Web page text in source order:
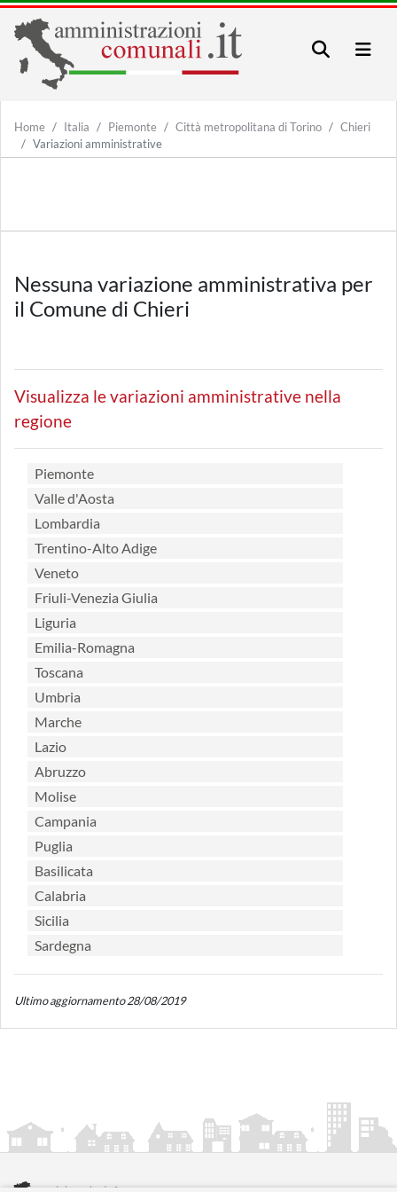
Home Italia Piemonte Città metropolitana di Torino
Chieri
Variazioni amministrative
Nessuna variazione amministrativa per
il Comune di Chieri
Visualizza le variazioni amministrative nella
regione
Piemonte
Valle d'Aosta
Lombardia
Trentino-Alto Adige
Veneto
Friuli-Venezia Giulia
Liguria
Emilia-Romagna
Toscana
Umbria
Marche
Lazio
Abruzzo
Molise
Campania
Puglia
Basilicata
Calabria
Sicilia
Sardegna
Ultimo aggiornamento 28/08/2019